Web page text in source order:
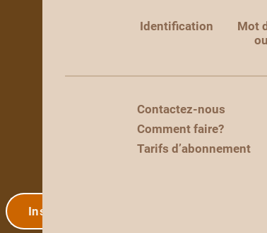
Inscription
Identification
Mot
Contactez-nous
Comment faire?
Tarifs d’abonnement